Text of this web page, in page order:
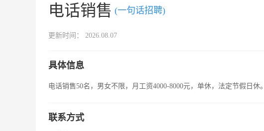
电话销售 (一句话招聘)
更新时间： 2026.08.07
具体信息
电话销售50名，男女不限，月工资4000-8000元，单休，法定节假日休。
联系方式